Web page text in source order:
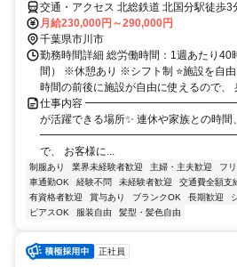
交通・アクセス 北総鉄道 北国分駅徒歩3
月給230,000円～290,000円
千葉県市川市
勤務時間詳細 総労働時間：1週あたり
間） ※休憩あり ※シフト制 ⭐施設を自
時間の前後に施設が自由に使えるので、
仕事内容
が活躍できる場所✨ 連休や家族との時間
━━━━━━━━━━━━━━━━━━━ 飲食
で、 お客様に...
制服あり 業界未経験者歓迎 主婦・主夫歓迎 フ
車通勤OK
経験不問 未経験者歓迎 交通費全額支
有資格者歓迎
賞与あり ブランクOK 長期歓迎
ピアスOK
服装自由 髪型・髪色自由
正社員